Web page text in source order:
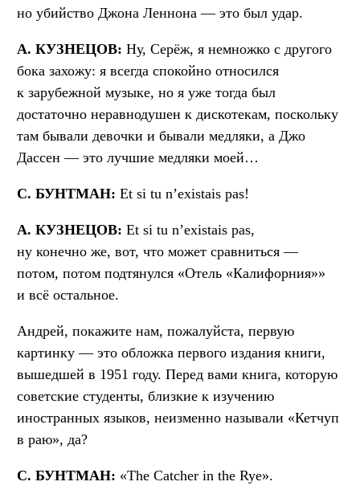
но убийство Джона Леннона — это был удар.
А. КУЗНЕЦОВ: Ну, Серёж, я немножко с другого
бока захожу: я всегда спокойно относился
к зарубежной музыке, но я уже тогда был
достаточно неравнодушен к дискотекам, поскольку
там бывали девочки и бывали медляки, а Джо
Дассен — это лучшие медляки моей…
С. БУНТМАН: Et si tu n’existais pas!
А. КУЗНЕЦОВ: Et si tu n’existais pas,
ну конечно же, вот, что может сравниться —
потом, потом подтянулся «Отель «Калифорния»»
и всё остальное.
Андрей, покажите нам, пожалуйста, первую
картинку — это обложка первого издания книги,
вышедшей в 1951 году. Перед вами книга, которую
советские студенты, близкие к изучению
иностранных языков, неизменно называли «Кетчуп
в раю», да?
С. БУНТМАН: «The Catcher in the Rye».